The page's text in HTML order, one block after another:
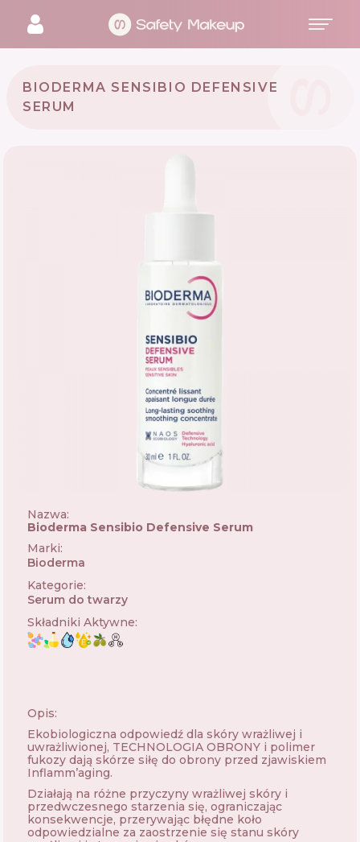
BIODERMA SENSIBIO DEFENSIVE
SERUM
Nazwa:
Bioderma Sensibio Defensive Serum
Marki:
Bioderma
Kategorie:
Serum do twarzy
Składniki Aktywne:
Opis:
Ekobiologiczna odpowiedź dla skóry wrażliwej i
uwrażliwionej, TECHNOLOGIA OBRONY i polimer
fukozy dają skórze siłę do obrony przed zjawiskiem
Inflamm’aging.
Działają na różne przyczyny wrażliwej skóry i
przedwczesnego starzenia się, ograniczając
konsekwencje, przerywając błędne koło
odpowiedzialne za zaostrzenie się stanu skóry